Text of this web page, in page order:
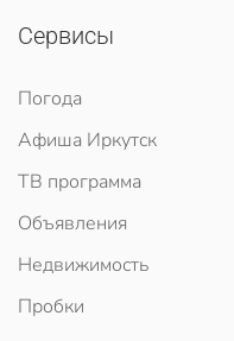
Сервисы
Погода
Афиша Иркутск
ТВ программа
Объявления
Недвижимость
Пробки